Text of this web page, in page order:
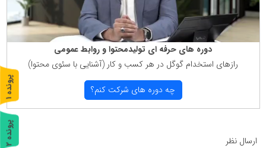
دوره های حرفه ای تولیدمحتوا و روابط عمومی
رازهای استخدام گوگل در هر كسب و كار (آشنایی با سئوی محتوا)
چه دوره های شركت كنم؟
ارسال نظر
پ
ر
و
ن
د
ه
1
پ
ر
و
ن
د
ه
2